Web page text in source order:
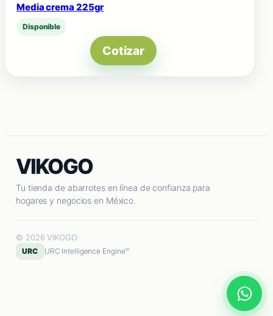
Media crema 225gr
Disponible
Cotizar
VIKOGO
Tu tienda de abarrotes en línea de confianza para
hogares y negocios en México.
© 2026 VIKOGO
URC URC Intelligence Engine™